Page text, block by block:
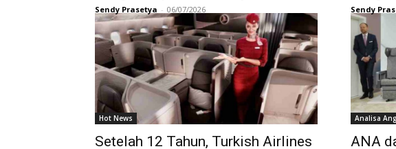
Sendy Prasetya - 06/07/2026 Sendy
Hot News
Setelah 12 Tahun, Turkish Airlines
Analisa
ANA